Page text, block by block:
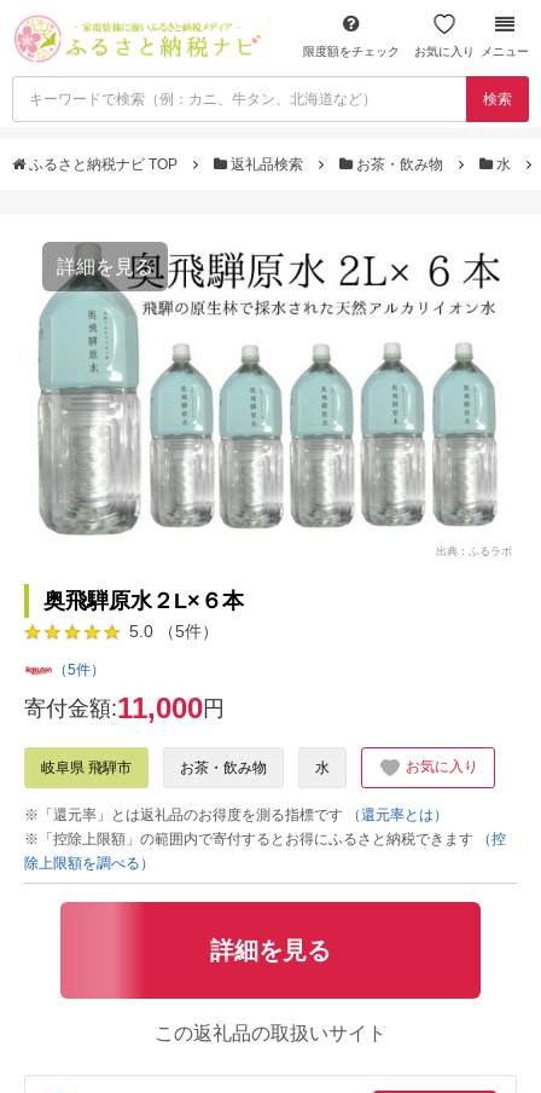
限度額をチェック お気に入り メニュー
検索
ふるさと納税ナビ TOP 返礼品検索 お茶・飲み物 水
詳細を見る
出典：ふるラボ
奥飛騨原水２L×６本
5.0 （5件）
（5件）
寄付金額:11,000円
岐阜県 飛騨市 お茶・飲み物 水 お気に入り
※「還元率」とは返礼品のお得度を測る指標です
（還元率とは）
※「控除上限額」の範囲内で寄付するとお得にふるさと納税できます
（控
除上限額を調べる）
詳細を見る
この返礼品の取扱いサイト